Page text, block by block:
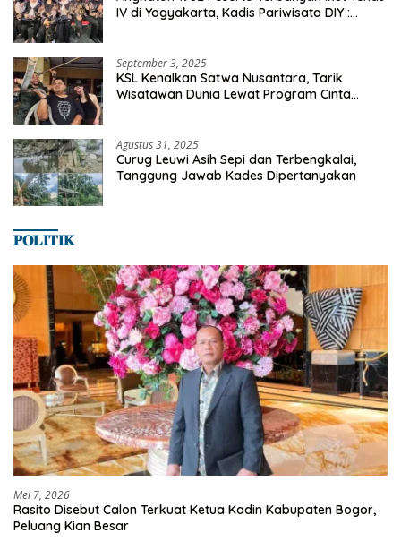
IV di Yogyakarta, Kadis Pariwisata DIY :
September 3, 2025
KSL Kenalkan Satwa Nusantara, Tarik
Wisatawan Dunia Lewat Program Cinta
Agustus 31, 2025
Curug Leuwi Asih Sepi dan Terbengkalai,
Tanggung Jawab Kades Dipertanyakan
𝐏𝐎𝐋𝐈𝐓𝐈𝐊
Mei 7, 2026
Rasito Disebut Calon Terkuat Ketua Kadin Kabupaten Bogor,
Peluang Kian Besar